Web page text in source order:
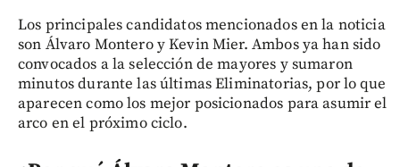
Los principales candidatos mencionados en la noticia
son Álvaro Montero y Kevin Mier. Ambos ya han sido
convocados a la selección de mayores y sumaron
minutos durante las últimas Eliminatorias, por lo que
aparecen como los mejor posicionados para asumir el
arco en el próximo ciclo.